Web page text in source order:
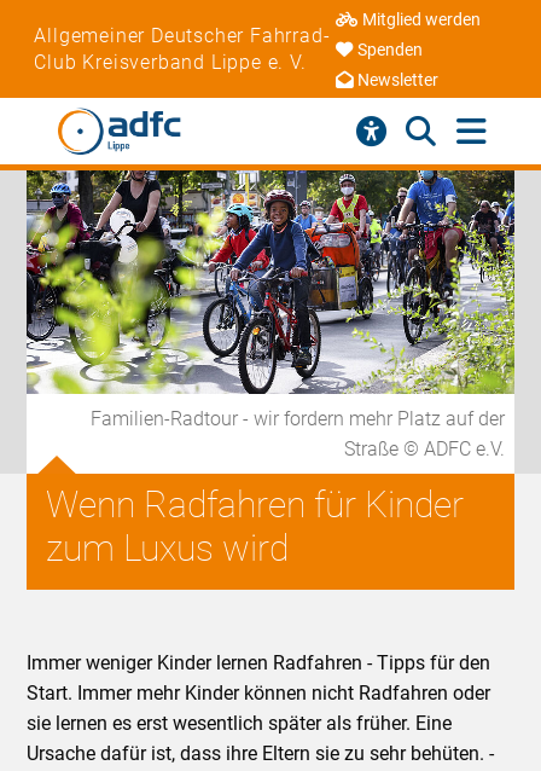
Allgemeiner Deutscher Fahrrad-
Club Kreisverband Lippe e. V.
Mitglied werden
Spenden
Newsletter
Familien-Radtour - wir fordern mehr Platz auf der
Straße © ADFC e.V.
Wenn Radfahren für Kinder
zum Luxus wird
Immer weniger Kinder lernen Radfahren - Tipps für den
Start. Immer mehr Kinder können nicht Radfahren oder
sie lernen es erst wesentlich später als früher. Eine
Ursache dafür ist, dass ihre Eltern sie zu sehr behüten. -